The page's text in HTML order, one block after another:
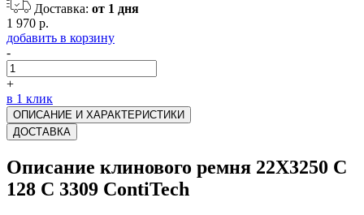
Доставка: от 1 дня
1 970 р.
добавить в корзину
-
+
в 1 клик
ОПИСАНИЕ И ХАРАКТЕРИСТИКИ
ДОСТАВКА
Описание клинового ремня 22X3250 C
128 C 3309 ContiTech